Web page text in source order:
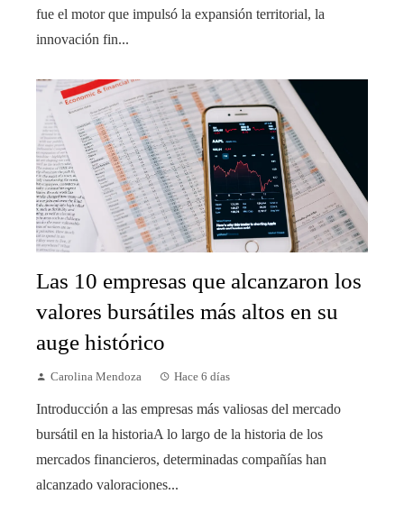
fue el motor que impulsó la expansión territorial, la
innovación fin...
Las 10 empresas que alcanzaron los
valores bursátiles más altos en su
auge histórico
Carolina Mendoza Hace 6 días
Introducción a las empresas más valiosas del mercado
bursátil en la historiaA lo largo de la historia de los
mercados financieros, determinadas compañías han
alcanzado valoraciones...